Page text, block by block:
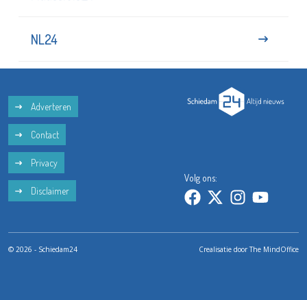
NL24
Adverteren
Contact
Privacy
Disclaimer
Volg ons:
© 2026 - Schiedam24 Crealisatie doorThe MindOffice